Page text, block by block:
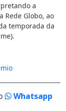
a
Rede Globo, ao
temporada da
Whatsapp